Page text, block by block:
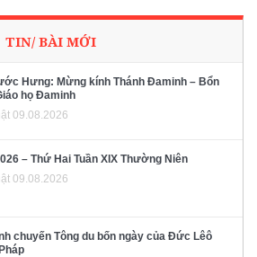
TIN/ BÀI MỚI
Hưng: Mừng kính Thánh Đaminh – Bổn
họ Đaminh
09.08.2026
– Thứ Hai Tuần XIX Thường Niên
09.08.2026
chuyến Tông du bốn ngày của Đức Lêô